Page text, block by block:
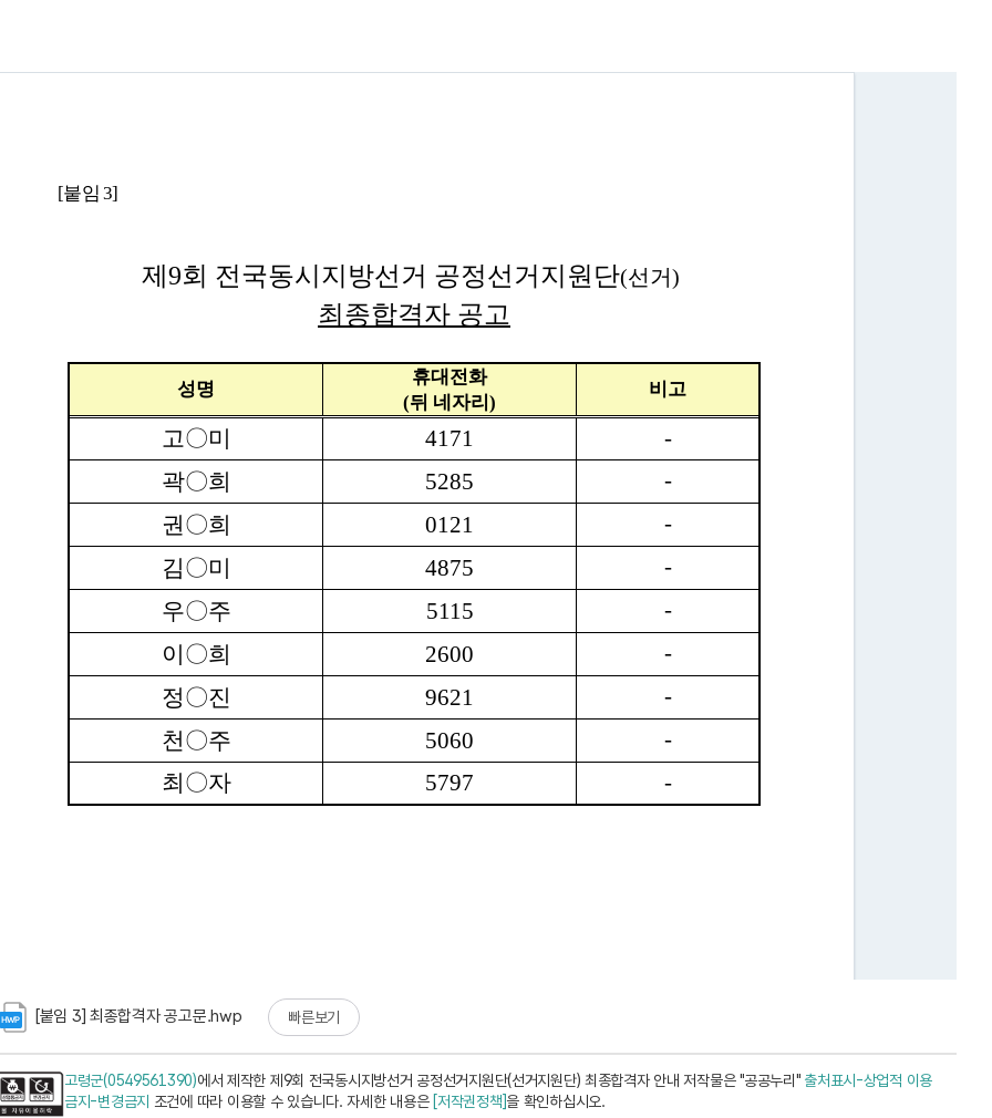
[붙임 3] 최종합격자 공고문.hwp 빠른보기
고령군(0549561390)에서 제작한 제9회 전국동시지방선거 공정선거지원단(선거지원단) 최종합격자 안내 저작물은 "공공누리" 출처표시-상업적 이용
금지-변경금지 조건에 따라 이용할 수 있습니다. 자세한 내용은 [저작권정책]을 확인하십시오.